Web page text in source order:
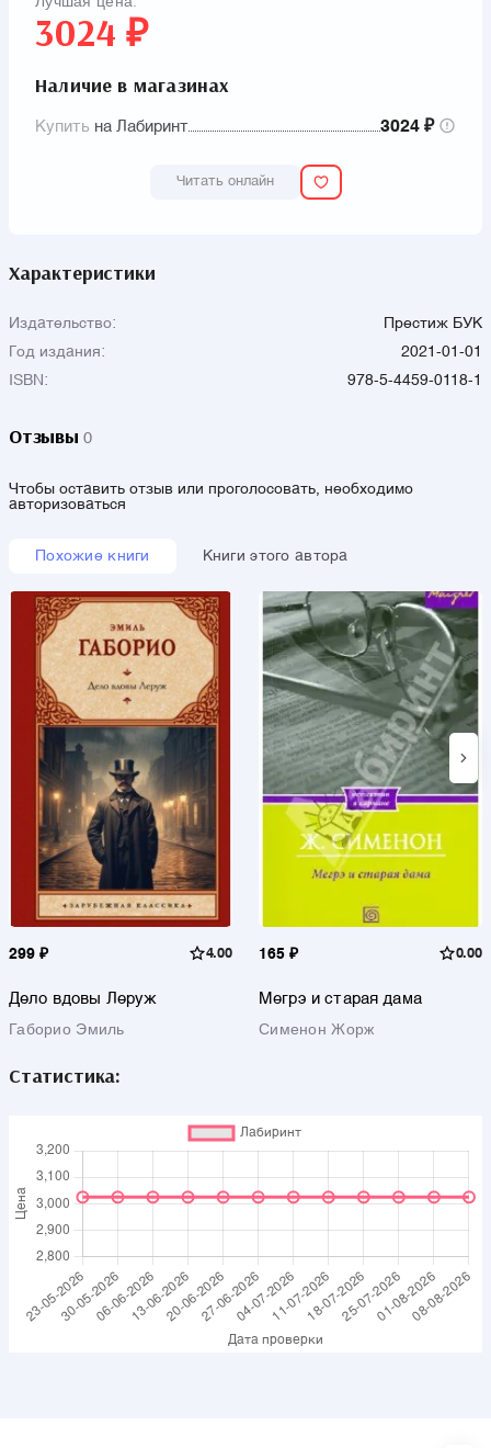
3024 ₽
Наличие в магазинах
Купить на Лабиринт 3024 ₽
Читать онлайн
Характеристики
Издательство:
Престиж БУК
Год издания:
2021-01-01
ISBN:
978-5-4459-0118-1
Отзывы 0
Чтобы оставить отзыв или проголосовать, необходимо
авторизоваться
Похожие книги Книги этого автора
299 ₽ 4.00
Дело вдовы Леруж
Габорио Эмиль
165 ₽ 0.00
Мегрэ и старая дама
Сименон Жорж
Статистика: